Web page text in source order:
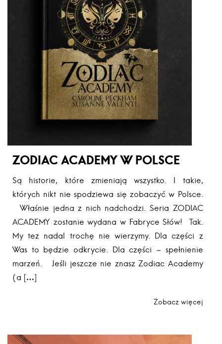
ZODIAC ACADEMY W POLSCE
Są historie, które zmieniają wszystko. I takie,
których nikt nie spodziewa się zobaczyć w Polsce.
Właśnie jedna z nich nadchodzi. Seria ZODIAC
ACADEMY zostanie wydana w Fabryce Słów! Tak.
My też nadal trochę nie wierzymy. Dla części z
Was to będzie odkrycie. Dla części – spełnienie
marzeń. Jeśli jeszcze nie znasz Zodiac Academy
(a […]
Zobacz więcej